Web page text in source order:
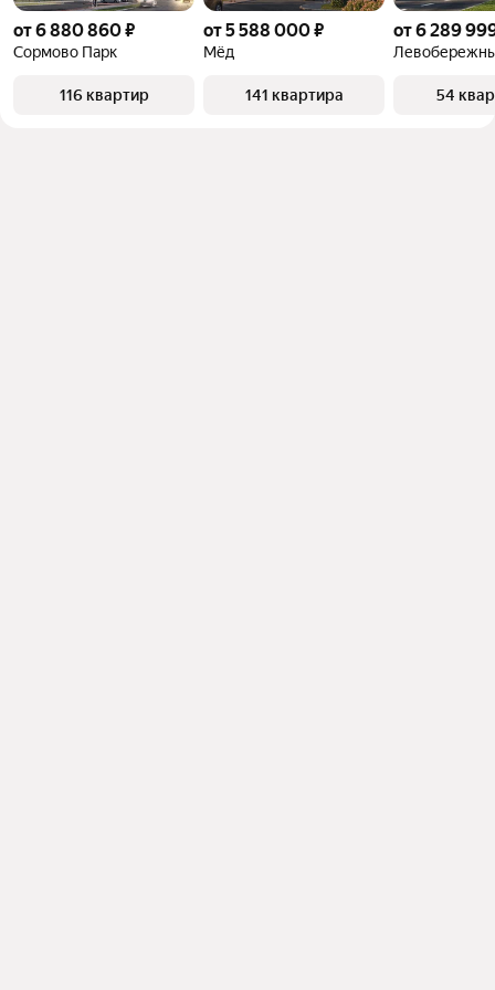
от 6 880 860 ₽
Сормово Парк
116 квартир
от 5 588 000 ₽
Мёд
141 квартира
от 6 289
54